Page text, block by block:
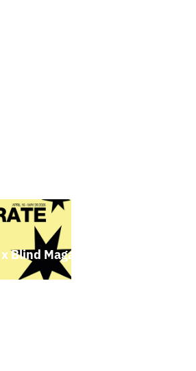
Blind Magazine Photo